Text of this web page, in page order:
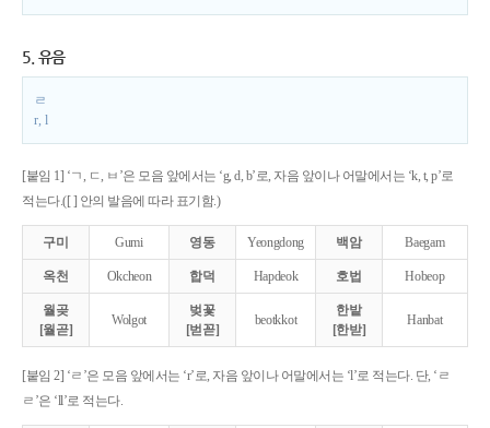
5. 유음
ㄹ
r, l
[붙임 1] ‘ㄱ, ㄷ, ㅂ’은 모음 앞에서는 ‘g, d, b’로, 자음 앞이나 어말에서는 ‘k, t, p’로
적는다.([ ] 안의 발음에 따라 표기함.)
구미 Gumi 영동 Yeongdong 백암 Baegam
옥천 Okcheon 합덕 Hapdeok 호법 Hobeop
월곶
[월곧]
Wolgot
벚꽃
[벋꼳]
beotkkot
한밭
[한받]
Hanbat
[붙임 2] ‘ㄹ’은 모음 앞에서는 ‘r’로, 자음 앞이나 어말에서는 ‘l’로 적는다. 단, ‘ㄹ
ㄹ’은 ‘ll’로 적는다.